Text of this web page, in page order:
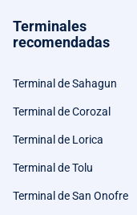
Terminales
recomendadas
Terminal de Sahagun
Terminal de Corozal
Terminal de Lorica
Terminal de Tolu
Terminal de San Onofre